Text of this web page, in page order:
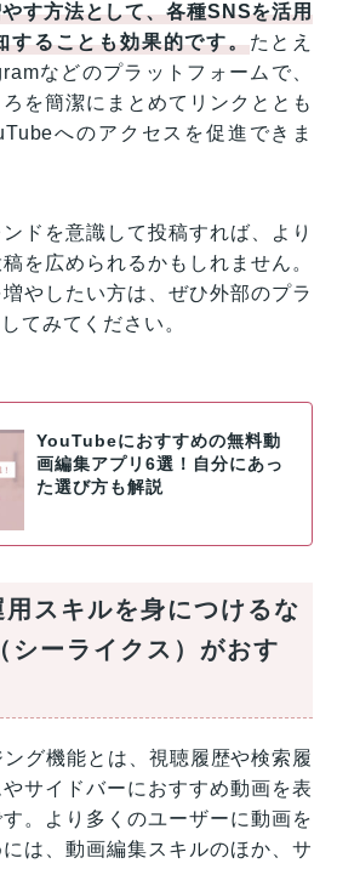
す方法として、各種SNSを活用
することも効果的です。たとえ
などのプラットフォームで、
を簡潔にまとめてリンクととも
へのアクセスを促進できま
ドを意識して投稿すれば、より
を広められるかもしれません。
やしたい方は、ぜひ外部のプラ
てみてください。
YouTubeにおすすめの無料動
画編集アプリ6選！自分にあっ
た選び方も解説
スキルを身につけるな
ーライクス）がおす
グ機能とは、視聴履歴や検索履
サイドバーにおすすめ動画を表
。より多くのユーザーに動画を
は、動画編集スキルのほか、サ